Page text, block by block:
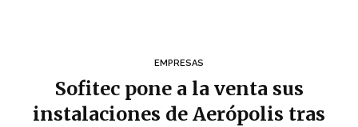
EMPRESAS
Sofitec pone a la venta sus
instalaciones de Aerópolis tras